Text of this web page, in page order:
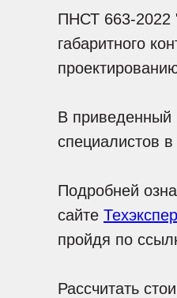
ПНСТ 663-2022
габаритного
В приведенный
специалистов
Подробней
сайте
пройдя по
Рассчитать